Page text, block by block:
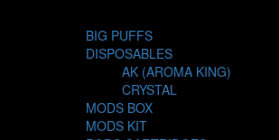
NUBO
OMERTA LIQUIDS
OPMH PROJECT
S-ELF JUICE
SADBOY
SCANDAL
BIG PUFFS
DISPOSABLES
AK (AROMA KING)
CRYSTAL
MODS BOX
MODS KIT